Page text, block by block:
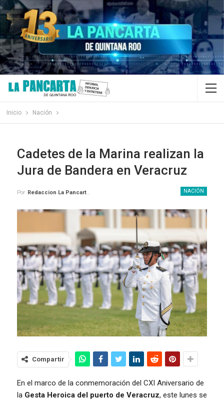
Inicio Nación
Cadetes de la Marina realizan la
Jura de Bandera en Veracruz
NACIÓN
Por Redaccion La Pancarta De Quintana Roo
Compartir
En el marco de la conmemoración del CXI Aniversario de
la Gesta Heroica del puerto de Veracruz, este lunes se